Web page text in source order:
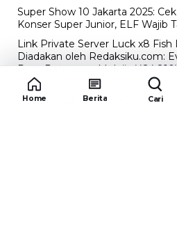
Super Show 10 Jakarta 2025:
Konser Super Junior, ELF Wajib
Link Private Server Luck x8 Fish
Diadakan oleh Redaksiku.com:
Drop Rate yang Melejit (424,810)
10 Film Indonesia Tayang
Wulan Guritno! (352,093)
Home Berita Cari